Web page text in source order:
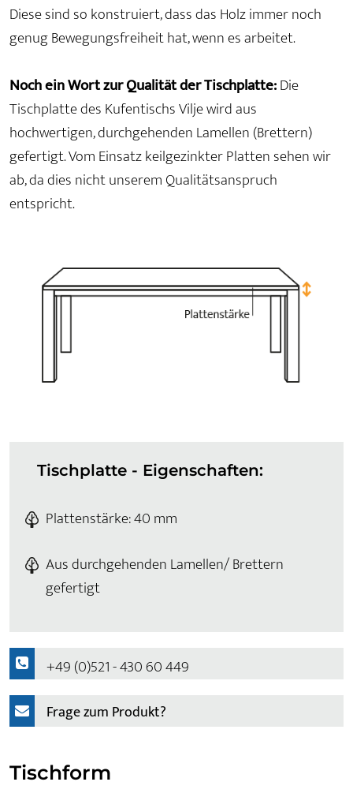
Diese sind so konstruiert, dass das Holz immer noch
genug Bewegungsfreiheit hat, wenn es arbeitet.
Noch ein Wort zur Qualität der Tischplatte:Die
Tischplatte des Kufentischs Vilje wird aus
hochwertigen, durchgehenden Lamellen (Brettern)
gefertigt. Vom Einsatz keilgezinkter Platten sehen wir
ab, da dies nicht unserem Qualitätsanspruch
entspricht.
Tischplatte - Eigenschaften:
Plattenstärke: 40 mm
Aus durchgehenden Lamellen/ Brettern
gefertigt
+49 (0)521 - 430 60 449
Frage zum Produkt?
Tischform